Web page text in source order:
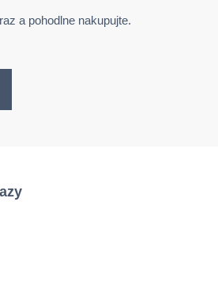
a pohodlne nakupujte.